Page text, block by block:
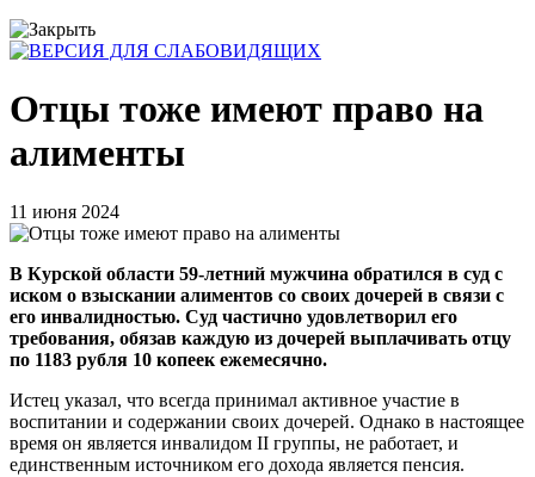
Отцы тоже имеют право на
алименты
11 июня 2024
В Курской области 59-летний мужчина обратился в суд с
иском о взыскании алиментов со своих дочерей в связи с
его инвалидностью. Суд частично удовлетворил его
требования, обязав каждую из дочерей выплачивать отцу
по 1183 рубля 10 копеек ежемесячно.
Истец указал, что всегда принимал активное участие в
воспитании и содержании своих дочерей. Однако в настоящее
время он является инвалидом II группы, не работает, и
единственным источником его дохода является пенсия.